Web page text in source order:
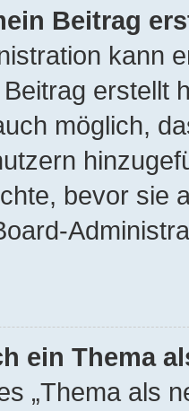
Beitrag
kann
erstellt
möglich,
bevor sie
ein Thema
„Thema als